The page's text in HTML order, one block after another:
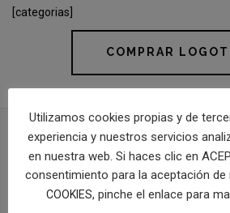
[categorias]
COMPRAR
PROYECTOS
Utilizamos cookies propias y de
experiencia y nuestros servicios
en nuestra web. Si haces clic en
consentimiento para la aceptación de
COOKIES, pinche el enlace para